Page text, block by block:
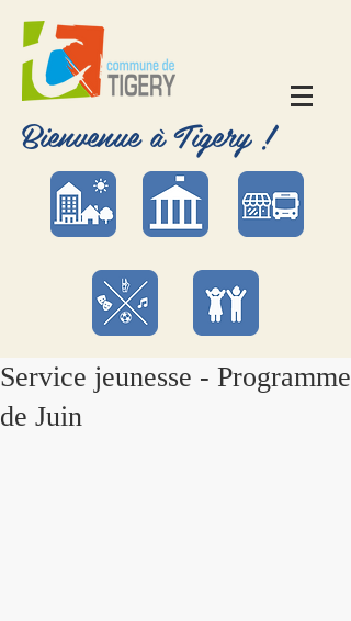
Bienvenue à Tigery !
Service jeunesse - Programme
de Juin